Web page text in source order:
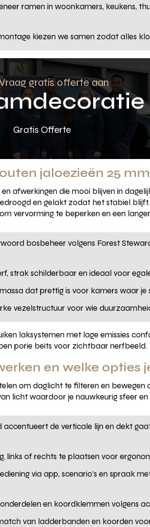
ramen in woonkamers, keukens,
kiezen we samen zodat alles
gratis offerte aan
Gratis Offerte
jaloezieën 25 mm
afwerkingen die mooi blijven in
en gelakt zodat het stabiel
vervorming te beperken en een
bosbeheer volgens Forest
strak schilderbaar en ideaal voor
dat prettig is voor kamers waar je
vezelstructuur voor wie
laksystemen met lage emissies
porie beits voor zichtbaar nerfbeeld.
en welke opties
om daglicht te filteren en
licht waardoor je nauwkeurig sfeer en
accentueert de verticale lijn en dekt
links of rechts te plaatsen voor
via app, scenario’s en spraak
en koordklemmen volgens
van ladderbanden en koorden